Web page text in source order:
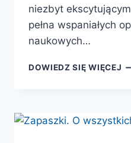
niezbyt
pełna wspaniałych
naukowych…
DOWIEDZ SIĘ WIĘCEJ A
O